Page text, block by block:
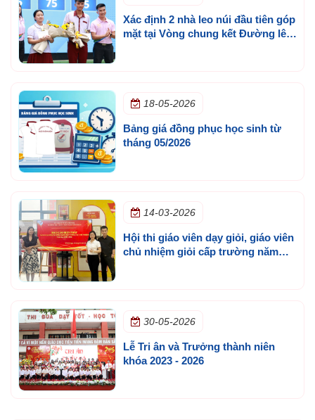
Xác định 2 nhà leo núi đầu tiên góp
mặt tại Vòng chung kết Đường lên
18-05-2026
Bảng giá đồng phục học sinh từ
tháng 05/2026
14-03-2026
Hội thi giáo viên dạy giỏi, giáo viên
chủ nhiệm giỏi cấp trường năm
30-05-2026
Lễ Tri ân và Trưởng thành niên
khóa 2023 - 2026